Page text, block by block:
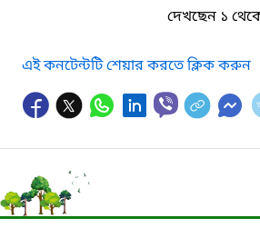
দেখছেন ১ থেকে
এই কনটেন্টটি শেয়ার করতে ক্লিক করুন